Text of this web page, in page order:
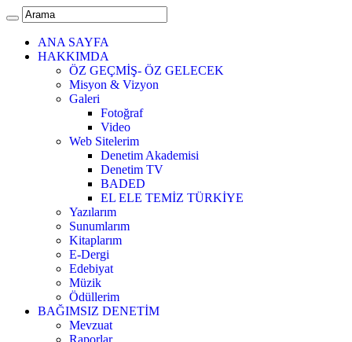
ANA SAYFA
HAKKIMDA
ÖZ GEÇMİŞ- ÖZ GELECEK
Misyon & Vizyon
Galeri
Fotoğraf
Video
Web Sitelerim
Denetim Akademisi
Denetim TV
BADED
EL ELE TEMİZ TÜRKİYE
Yazılarım
Sunumlarım
Kitaplarım
E-Dergi
Edebiyat
Müzik
Ödüllerim
BAĞIMSIZ DENETİM
Mevzuat
Raporlar